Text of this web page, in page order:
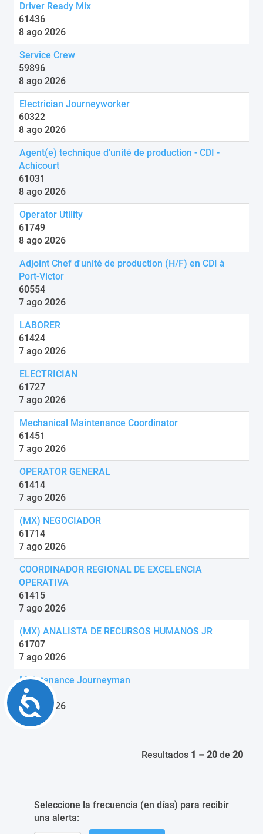
Accessibility
Driver Ready Mix
61436
8 ago 2026
Service Crew
59896
8 ago 2026
Electrician Journeyworker
60322
8 ago 2026
Agent(e) technique d'unité de production - CDI -
Achicourt
61031
8 ago 2026
Operator Utility
61749
8 ago 2026
Adjoint Chef d'unité de production (H/F) en CDI à
Port-Victor
60554
7 ago 2026
LABORER
61424
7 ago 2026
ELECTRICIAN
61727
7 ago 2026
Mechanical Maintenance Coordinator
61451
7 ago 2026
OPERATOR GENERAL
61414
7 ago 2026
(MX) NEGOCIADOR
61714
7 ago 2026
COORDINADOR REGIONAL DE EXCELENCIA
OPERATIVA
61415
7 ago 2026
(MX) ANALISTA DE RECURSOS HUMANOS JR
61707
7 ago 2026
Maintenance Journeyman
60681
7 ago 2026
Resultados 1 – 20 de 20
Seleccione la frecuencia (en días) para recibir
una alerta: